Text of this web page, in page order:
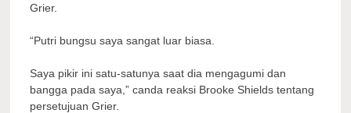
Grier.
“Putri bungsu saya sangat luar biasa.
Saya pikir ini satu-satunya saat dia mengagumi dan
bangga pada saya,” canda reaksi Brooke Shields tentang
persetujuan Grier.